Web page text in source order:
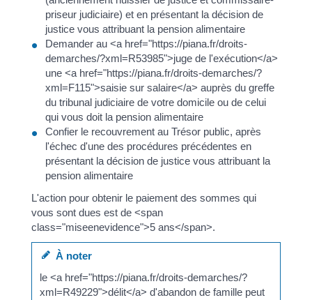
priseur judiciaire) et en présentant la décision de
justice vous attribuant la pension alimentaire
Demander au <a href="https://piana.fr/droits-
demarches/?xml=R53985">juge de l'exécution</a>
une <a href="https://piana.fr/droits-demarches/?
xml=F115">saisie sur salaire</a> auprès du greffe
du tribunal judiciaire de votre domicile ou de celui
qui vous doit la pension alimentaire
Confier le recouvrement au Trésor public, après
l'échec d'une des procédures précédentes en
présentant la décision de justice vous attribuant la
pension alimentaire
L'action pour obtenir le paiement des sommes qui
vous sont dues est de <span
class="miseenevidence">5 ans</span>.
À noter
le <a href="https://piana.fr/droits-demarches/?
xml=R49229">délit</a> d'abandon de famille peut